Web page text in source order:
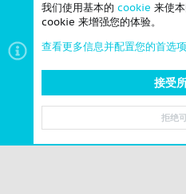
我们使用基本的 cookie 来使
cookie 来增强您的体验。
查看更多信息并配置您的首选项
接受
拒绝